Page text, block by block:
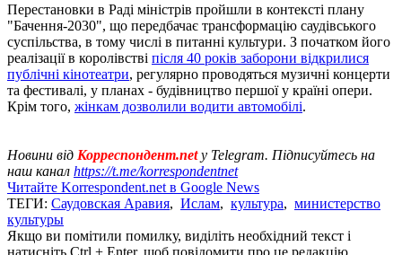
Перестановки в Раді міністрів пройшли в контексті плану
"Бачення-2030", що передбачає трансформацію саудівського
суспільства, в тому числі в питанні культури. З початком його
реалізації в королівстві після 40 років заборони відкрилися
публічні кінотеатри, регулярно проводяться музичні концерти
та фестивалі, у планах - будівництво першої у країні опери.
Крім того, жінкам дозволили водити автомобілі.
Новини від Корреспондент.netу Telegram. Підписуйтесь на
наш канал https://t.me/korrespondentnet
Читайте Korrespondent.net в Google News
ТЕГИ: Саудовская Аравия, Ислам, культура, министерство
культуры
Якщо ви помітили помилку, виділіть необхідний текст і
натисніть Ctrl + Enter, щоб повідомити про це редакцію.